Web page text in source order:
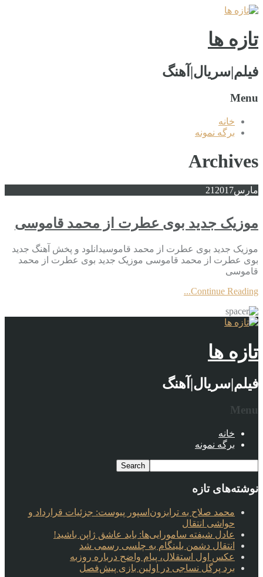
تازه ها
فیلم|سریال|آهنگ
Menu
خانه
برگه نمونه
Archives
مارس 21 2017
موزیک جدید بوی عطرت از محمد قاموسی
موزیک جدید بوی عطرت از محمد قاموسیدانلود و پخش آهنگ جدید
بوی عطرت از محمد قاموسی موزیک جدید بوی عطرت از محمد
قاموسی
Continue Reading...
تازه ها
فیلم|سریال|آهنگ
Menu
خانه
برگه نمونه
نوشته‌های تازه
محمد صلاح به ترابزون‌اسپور پیوست: جزئیات قرارداد و
حواشی انتقال
عادل شیفته سامورایی‌ها: باید عاشق ژاپن باشید!
انتقال دشمن بلینگام به چلسی رسمی شد
عکس اول استقلال، پیام واضح درباره روزبه
برد پرگل نساجی در اولین بازی پیش‌فصل